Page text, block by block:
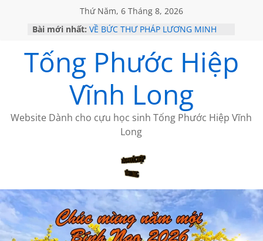
Thứ Năm, 6 Tháng 8, 2026
Bài mới nhất: VỀ BỨC THƯ PHÁP LƯƠNG MINH
HỌC SỬ HỒI XƯA
MỘT ĐỜI ĐI QUA NHỮNG TRANG
SÁCH
BẤT CHỢT CỦA CHÂU LỆ DUNG
CÀ PHÊ NGẮM NÚI
Tống Phước Hiệp
Vĩnh Long
Website Dành cho cựu học sinh Tống Phước Hiệp Vĩnh
Long